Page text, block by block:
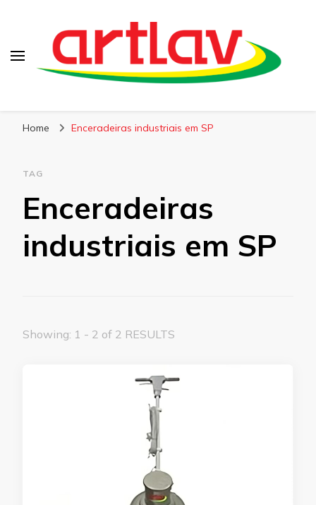
Home Enceradeiras industriais em SP
TAG
Enceradeiras
industriais em SP
Showing: 1 - 2 of 2 RESULTS